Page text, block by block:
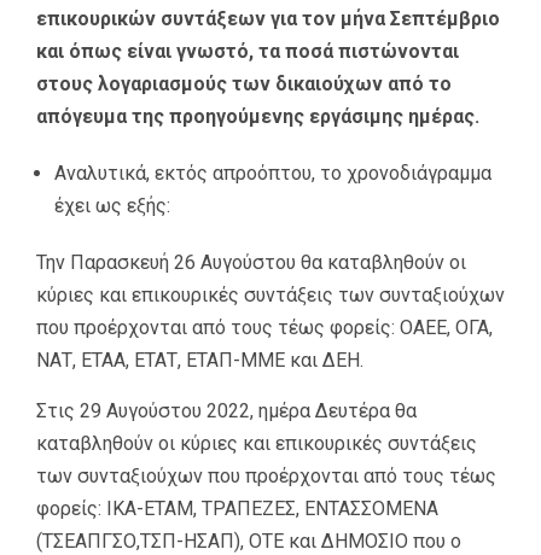
επικουρικών συντάξεων για τον μήνα Σεπτέμβριο
και όπως είναι γνωστό, τα ποσά πιστώνονται
στους λογαριασμούς των δικαιούχων από το
απόγευμα της προηγούμενης εργάσιμης ημέρας.
Αναλυτικά, εκτός απροόπτου, το χρονοδιάγραμμα
έχει ως εξής:
Την Παρασκευή 26 Αυγούστου θα καταβληθούν οι
κύριες και επικουρικές συντάξεις των συνταξιούχων
που προέρχονται από τους τέως φορείς: ΟΑΕΕ, ΟΓΑ,
ΝΑΤ, ΕΤΑΑ, ΕΤΑΤ, ΕΤΑΠ-ΜΜΕ και ΔΕΗ.
Στις 29 Αυγούστου 2022, ημέρα Δευτέρα θα
καταβληθούν οι κύριες και επικουρικές συντάξεις
των συνταξιούχων που προέρχονται από τους τέως
φορείς: ΙΚΑ-ΕΤΑΜ, ΤΡΑΠΕΖΕΣ, ΕΝΤΑΣΣΟΜΕΝΑ
(ΤΣΕΑΠΓΣΟ,ΤΣΠ-ΗΣΑΠ), ΟΤΕ και ΔΗΜΟΣΙΟ που ο